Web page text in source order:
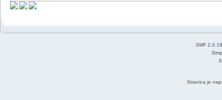
SMF 2.0.19
Stranica je